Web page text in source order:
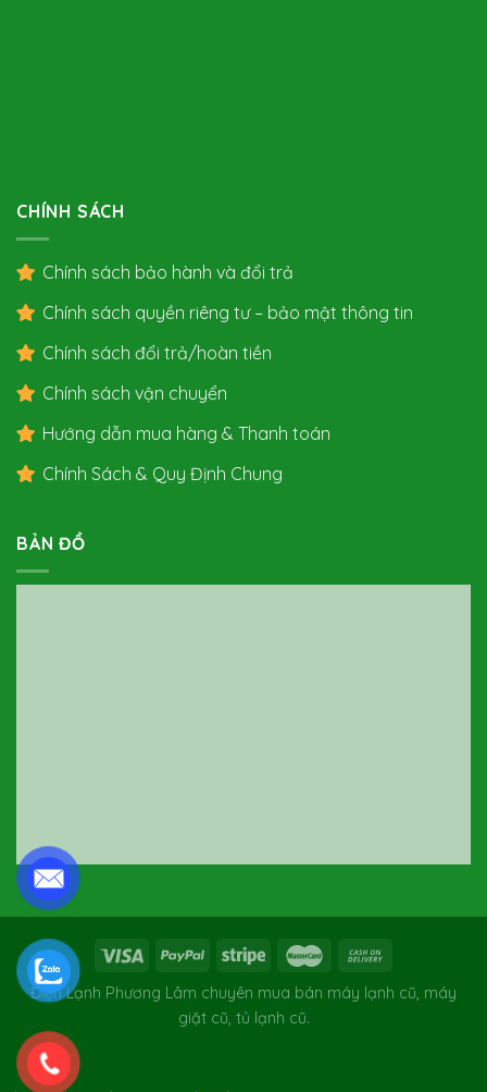
CHÍNH SÁCH
Chính sách bảo hành và đổi trả
Chính sách quyền riêng tư – bảo mật thông tin
Chính sách đổi trả/hoàn tiền
Chính sách vận chuyển
Hướng dẫn mua hàng & Thanh toán
Chính Sách & Quy Định Chung
BẢN ĐỒ
Điện Lạnh Phương Lâm chuyên mua bán máy lạnh cũ, máy
giặt cũ, tủ lạnh cũ.